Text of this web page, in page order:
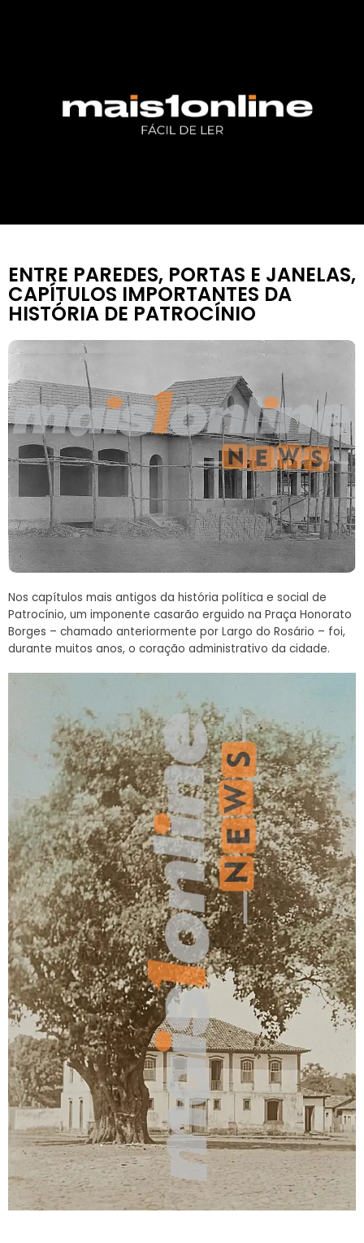
ENTRE PAREDES, PORTAS E JANELAS,
CAPÍTULOS IMPORTANTES DA
HISTÓRIA DE PATROCÍNIO
Nos capítulos mais antigos da história política e social de
Patrocínio, um imponente casarão erguido na Praça Honorato
Borges – chamado anteriormente por Largo do Rosário – foi,
durante muitos anos, o coração administrativo da cidade.